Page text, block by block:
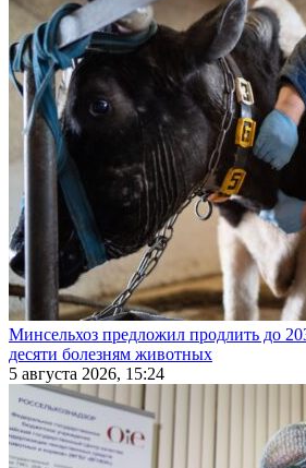
Минсельхоз предложил продлить до
десяти болезням животных
5 августа 2026, 15:24